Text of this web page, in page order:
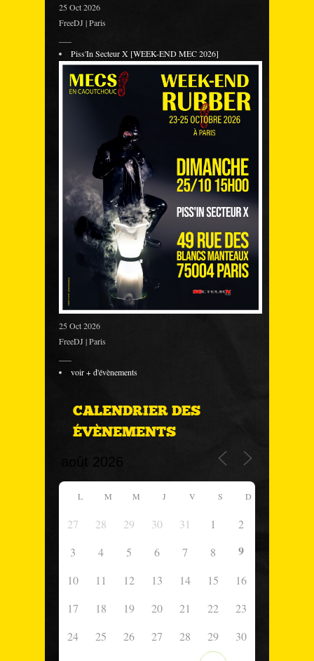
25 Oct 2026
FreeDJ | Paris
Piss'In Secteur X [WEEK-END MEC 2026]
25 Oct 2026
FreeDJ | Paris
voir + d'évènements
CALENDRIER DES
ÉVÈNEMENTS
L M M J V S D
27 28 29 30 31 1
2
3
4 5 6 7 8 9
10 11 12 13 14 15
16
17
18 19 20 21 22
23
24
25 26 27 28 29
30